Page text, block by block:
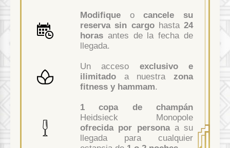
Modifique ocancele su
reserva sin cargo hasta 24
horas antes de la fecha de
llegada.
Un acceso exclusivo e
ilimitado a nuestra zona
fitness y hammam.
1 copa de champán
Heidsieck Monopole
ofrecida por personaa su
llegada para cualquier